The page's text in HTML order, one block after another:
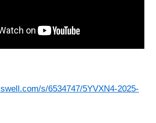
s/6534747/5YVXN4-2025-